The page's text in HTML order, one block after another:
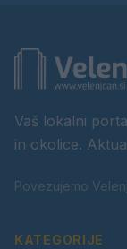
Vaš lokalni
in okolice.
Povezujemo
KATEGORIJE